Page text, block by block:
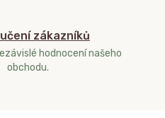
zákazníků
hodnocení našeho
obchodu.